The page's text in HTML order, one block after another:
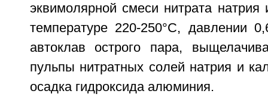
эквимолярной смеси нитрата натрия
температуре 220-250°С, давлении
автоклав острого пара,
пульпы нитратных солей натрия и
осадка гидроксида алюминия.